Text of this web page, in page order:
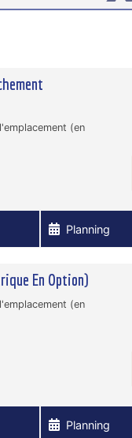
(en
Planning
En Option)
(en
Planning